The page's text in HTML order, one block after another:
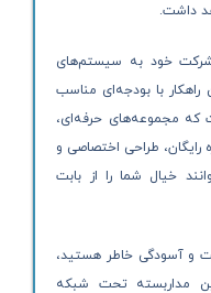
داشت.
شرکت خود به سیستم‌های
با بودجه‌ای مناسب
که مجموعه‌های حرفه‌ای،
رایگان، طراحی اختصاصی و
خیال شما را از بابت
و آسودگی خاطر هستید،
مداربسته تحت شبکه